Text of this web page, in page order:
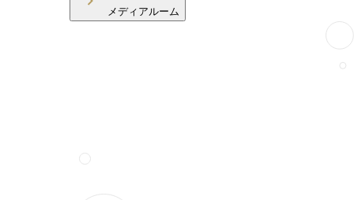
メディアルーム